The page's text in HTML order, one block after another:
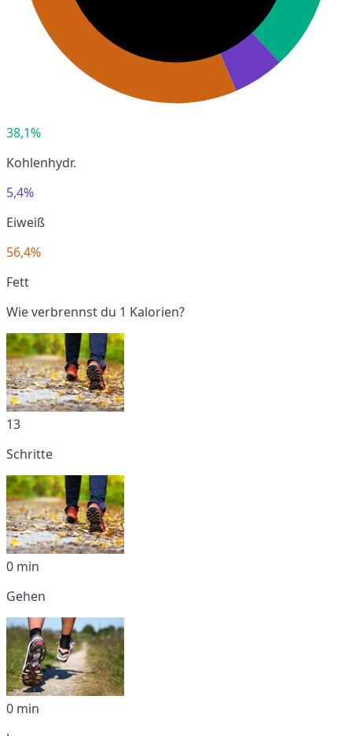
38,1%
Kohlenhydr.
5,4%
Eiweiß
56,4%
Fett
Wie verbrennst du 1 Kalorien?
13
Schritte
0 min
Gehen
0 min